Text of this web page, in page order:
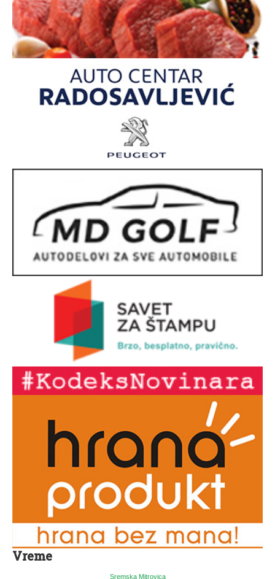
Vreme
Sremska Mitrovica